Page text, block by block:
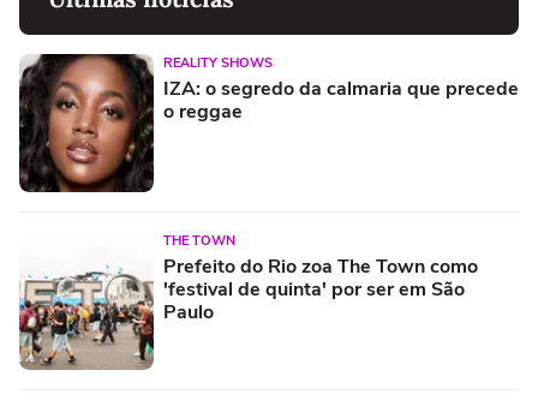
REALITY SHOWS
IZA: o segredo da calmaria que precede
o reggae
THE TOWN
Prefeito do Rio zoa The Town como
'festival de quinta' por ser em São
Paulo